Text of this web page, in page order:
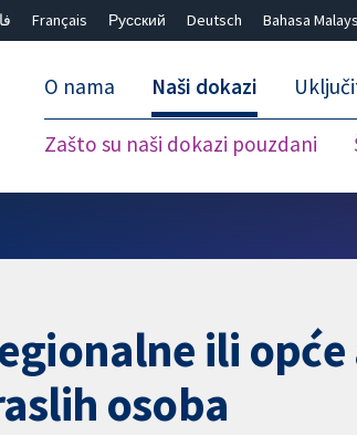
Français Русский Deutsch Bahasa
O nama Naši dokazi
Zašto su naši dokazi pouzdani
ili
osoba